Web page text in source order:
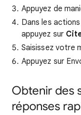
Appuyez de
Dans les
appuyez sur
Saisissez votre
Appuyez sur
Obtenir des
réponses